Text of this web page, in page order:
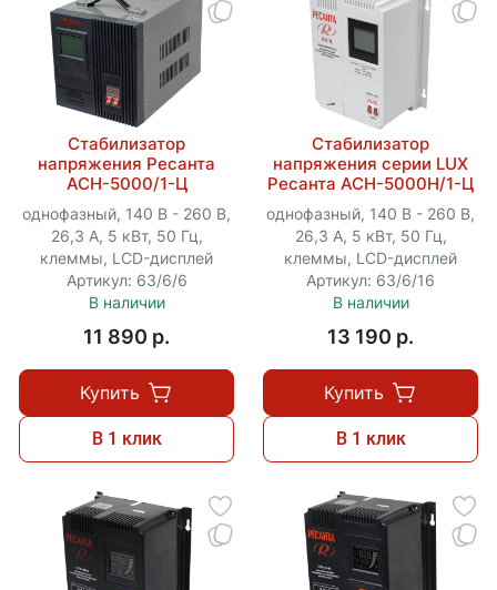
Стабилизатор
напряжения Ресанта
АСН-5000/1-Ц
однофазный, 140 В - 260 В,
26,3 А, 5 кВт, 50 Гц,
клеммы, LCD-дисплей
Артикул: 63/6/6
В наличии
11 890 p.
Купить
В 1 клик
Стабилизатор
напряжения серии LUX
Ресанта АСН-5000Н/1-Ц
однофазный, 140 В - 260 В,
26,3 А, 5 кВт, 50 Гц,
клеммы, LCD-дисплей
Артикул: 63/6/16
В наличии
13 190 p.
Купить
В 1 клик